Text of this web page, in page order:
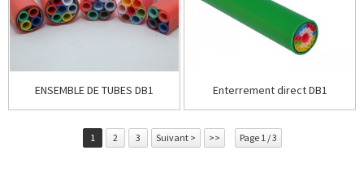
ENSEMBLE DE TUBES DB1 Enterrement direct DB1
1 2 3 Suivant > >> Page 1 / 3